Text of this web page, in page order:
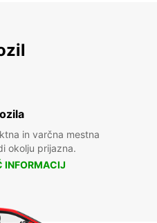
in varčna mestna
okolju prijazna.
INFORMACIJ